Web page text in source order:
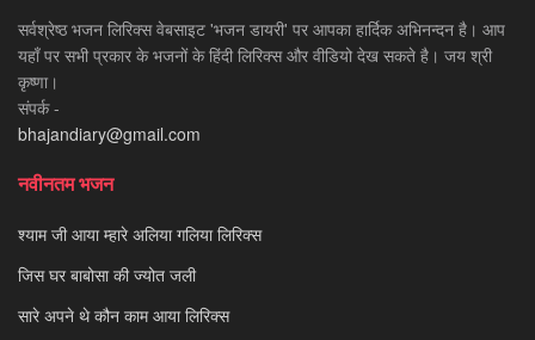
सर्वश्रेष्ठ भजन लिरिक्स वेबसाइट 'भजन डायरी' पर आपका हार्दिक अभिनन्दन है। आप
यहाँ पर सभी प्रकार के भजनों के हिंदी लिरिक्स और वीडियो देख सकते है। जय श्री
कृष्णा।
संपर्क -
bhajandiary@gmail.com
नवीनतम भजन
श्याम जी आया म्हारे अलिया गलिया लिरिक्स
जिस घर बाबोसा की ज्योत जली
सारे अपने थे कौन काम आया लिरिक्स